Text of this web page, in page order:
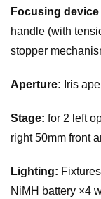
Focusing device
handle (with
stopper
Aperture: Iris
Stage: for 2 left
right 50mm front
Lighting:
NiMH battery ×4